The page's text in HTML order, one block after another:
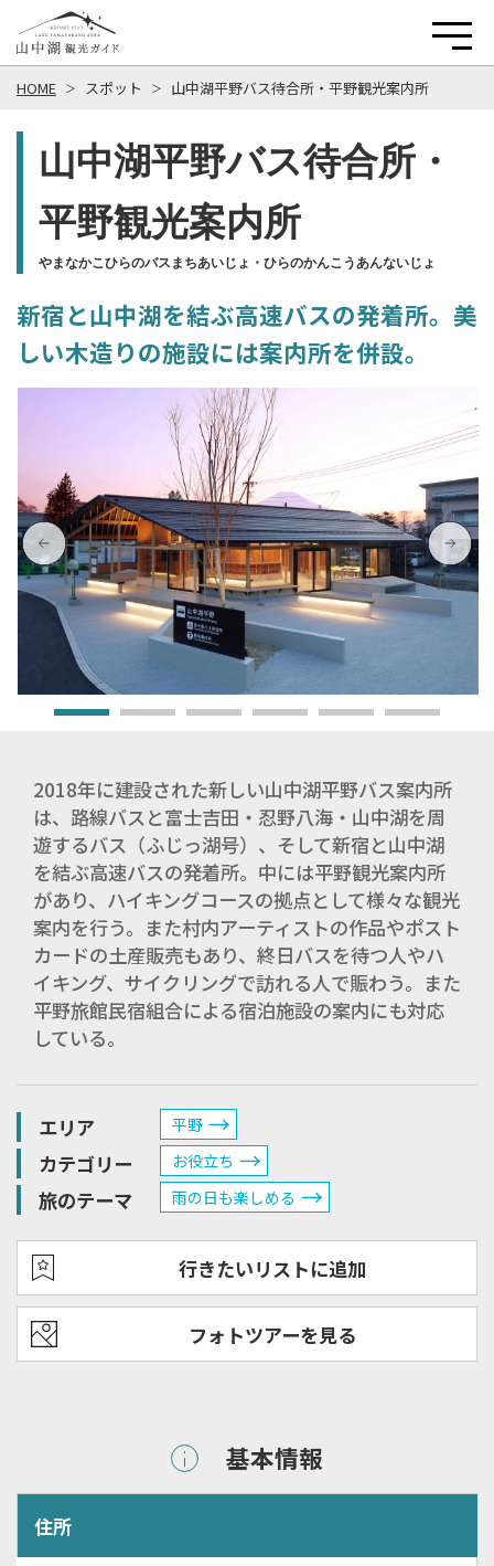
HOME スポット 山中湖平野バス待合所・平野観光案内所
山中湖平野バス待合所・
平野観光案内所
やまなかこひらのバスまちあいじょ・ひらのかんこうあんないじょ
新宿と山中湖を結ぶ高速バスの発着所。美
しい木造りの施設には案内所を併設。
2018年に建設された新しい山中湖平野バス案内所
は、路線バスと富士吉田・忍野八海・山中湖を周
遊するバス（ふじっ湖号）、そして新宿と山中湖
を結ぶ高速バスの発着所。中には平野観光案内所
があり、ハイキングコースの拠点として様々な観光
案内を行う。また村内アーティストの作品やポスト
カードの土産販売もあり、終日バスを待つ人やハ
イキング、サイクリングで訪れる人で賑わう。また
平野旅館民宿組合による宿泊施設の案内にも対応
している。
エリア 平野
カテゴリー お役立ち
旅のテーマ 雨の日も楽しめる
行きたいリストに追加
フォトツアーを見る
基本情報
住所